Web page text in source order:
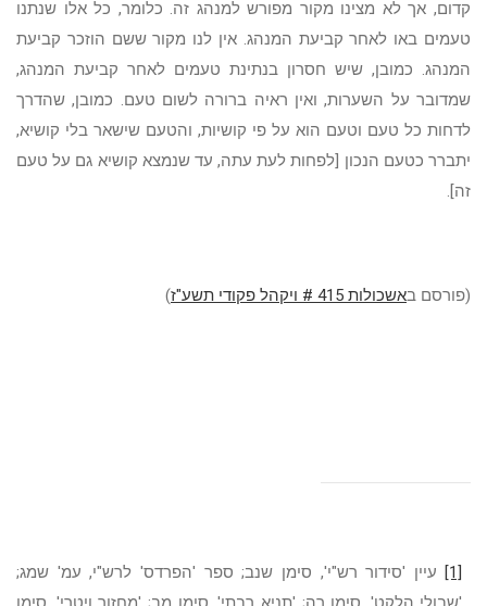
קדום, אך לא מצינו מקור מפורש למנהג זה. כלומר, כל אלו שנתנו
טעמים באו לאחר קביעת המנהג. אין לנו מקור ששם הוזכר קביעת
המנהג. כמובן, שיש חסרון בנתינת טעמים לאחר קביעת המנהג,
שמדובר על השערות, ואין ראיה ברורה לשום טעם. כמובן, שהדרך
לדחות כל טעם וטעם הוא על פי קושיות, והטעם שישאר בלי קושיא,
יתברר כטעם הנכון [לפחות לעת עתה, עד שנמצא קושיא גם על טעם
זה].
(פורסם באשכולות 415 # ויקהל פקודי תשע"ז )
[1] עיין 'סידור רש"י', סימן שנב; ספר 'הפרדס' לרש"י, עמ' שמג;